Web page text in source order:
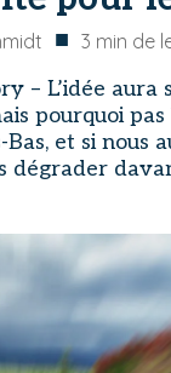
■ 3 min de
– L’idée aura
pourquoi
et si nous
dégrader